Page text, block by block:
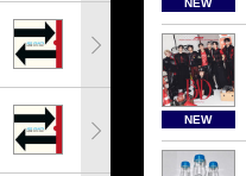
NEW
NEW